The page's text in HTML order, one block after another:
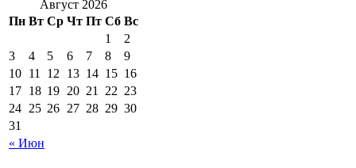
Август 2026
Пн Вт Ср Чт Пт Сб Вс
« Июн
1
2
3
4 5 6 7 8
9
10 11 12 13 14 15 16
17 18 19 20 21 22 23
24 25 26 27 28 29 30
31